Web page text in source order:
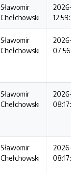
Sławomir
Chełchowski
2026-
12:59:29
Sławomir
Chełchowski
2026-
Sławomir
Chełchowski
2026-
08:17:56
Sławomir
Chełchowski
2026-